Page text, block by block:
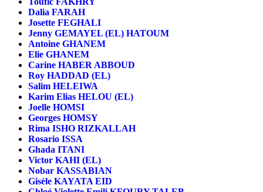
Dalia FARAH
Josette FEGHALI
Jenny GEMAYEL (EL) HATOUM
Antoine GHANEM
Elie GHANEM
Carine HABER ABBOUD
Roy HADDAD (EL)
Salim HELEIWA
Karim Elias HELOU (EL)
Joelle HOMSI
Georges HOMSY
Rima ISHO RIZKALLAH
Rosario ISSA
Ghada ITANI
Victor KAHI (EL)
Nobar KASSABIAN
Gisèle KAYATA EID